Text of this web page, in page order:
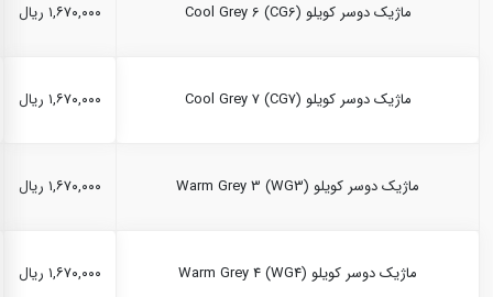
ماژیک دوسر کویلو Cool Grey 6 (CG6) ۱,۶۷۰,۰۰۰ ریال
ماژیک دوسر کویلو Cool Grey 7 (CG7) ۱,۶۷۰,۰۰۰ ریال
ماژیک دوسر کویلو Warm Grey 3 (WG3) ۱,۶۷۰,۰۰۰ ریال
ماژیک دوسر کویلو Warm Grey 4 (WG4) ۱,۶۷۰,۰۰۰ ریال